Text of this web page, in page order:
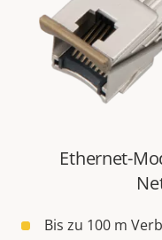
Ethernet-
Bis zu 100 m